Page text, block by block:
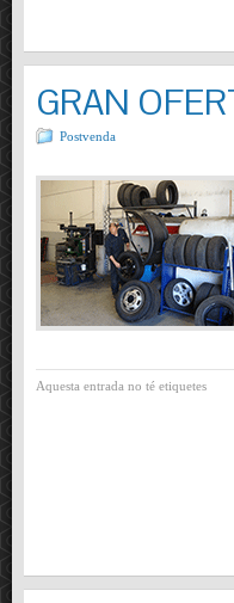
GRAN
Postvenda
Aquesta entrada no té etiquetes